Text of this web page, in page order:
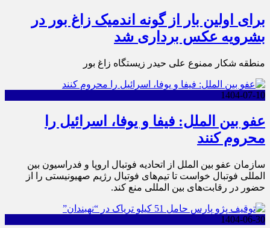
برای اولین بار از گونه اندمیک زاغ بور در
بشرویه عکس برداری شد
منطقه شکار ممنوع علی حیدر زیستگاه زاغ بور
1404-07-10
عفو بین الملل: فیفا و یوفا، اسرائیل را
محروم کنند
سازمان عفو بین الملل از اتحادیه فوتبال اروپا و فدراسیون بین
المللی فوتبال خواست تا تیم‌های فوتبال رژیم صهیونیستی را از
حضور در رقابت‌های بین المللی منع کند.
1404-06-30